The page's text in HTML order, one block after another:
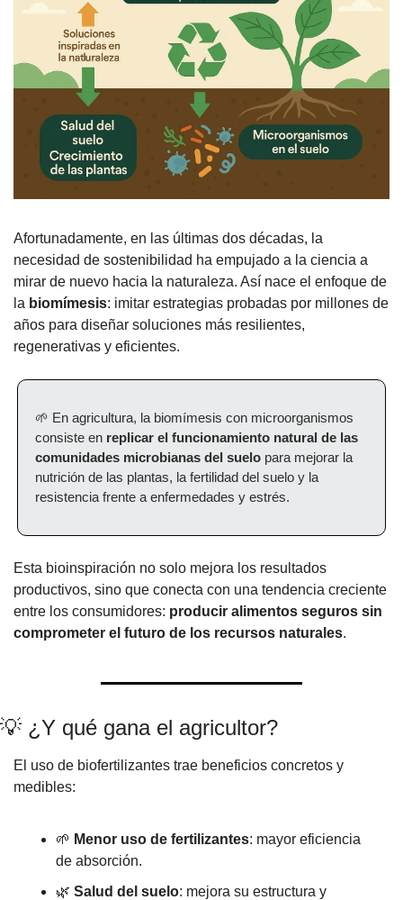
Afortunadamente, en las últimas dos décadas, la
necesidad de sostenibilidad ha empujado a la ciencia a
mirar de nuevo hacia la naturaleza. Así nace el enfoque de
la biomímesis: imitar estrategias probadas por millones de
años para diseñar soluciones más resilientes,
regenerativas y eficientes.
🌱 En agricultura, la biomímesis con microorganismos
consiste en replicar el funcionamiento natural de las
comunidades microbianas del suelo para mejorar la
nutrición de las plantas, la fertilidad del suelo y la
resistencia frente a enfermedades y estrés.
Esta bioinspiración no solo mejora los resultados
productivos, sino que conecta con una tendencia creciente
entre los consumidores: producir alimentos seguros sin
comprometer el futuro de los recursos naturales.
💡 ¿Y qué gana el agricultor?
El uso de biofertilizantes trae beneficios concretos y
medibles:
🌱 Menor uso de fertilizantes: mayor eficiencia
de absorción.
🌿 Salud del suelo: mejora su estructura y